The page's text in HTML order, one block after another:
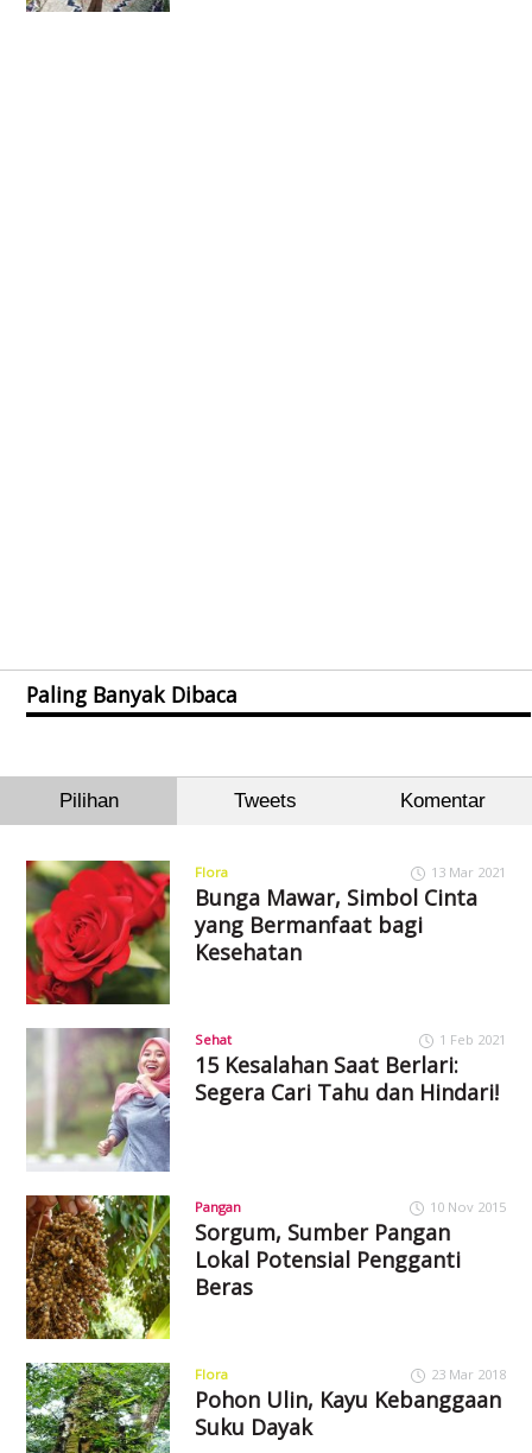
Paling Banyak Dibaca
Pilihan Tweets Komentar
Flora 13 Mar 2021
Bunga Mawar, Simbol Cinta
yang Bermanfaat bagi
Kesehatan
Sehat 1 Feb 2021
15 Kesalahan Saat Berlari:
Segera Cari Tahu dan Hindari!
Pangan 10 Nov 2015
Sorgum, Sumber Pangan
Lokal Potensial Pengganti
Beras
Flora 23 Mar 2018
Pohon Ulin, Kayu Kebanggaan
Suku Dayak